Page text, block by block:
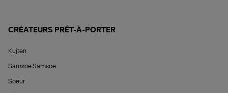
CRÉATEURS PRÊT-À-PORTER
Kujten
Samsoe Samsoe
Soeur